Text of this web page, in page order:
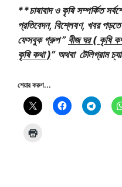
**চাষাবাদ ও কৃষি সম্পর্কিত
প্রতিবেদন, বিশ্লেষণ, খবর
ফেসবুক গ্রুপ ” বীজ ঘর ( কৃষি
কৃষি কথা )” অথবা টেলিগ্রাম
শেয়ার করুণ...